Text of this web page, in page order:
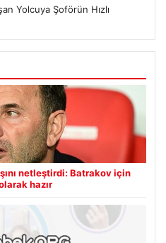
Yolcuya Şoförün Hızlı
netleştirdi: Batrakov için
hazır